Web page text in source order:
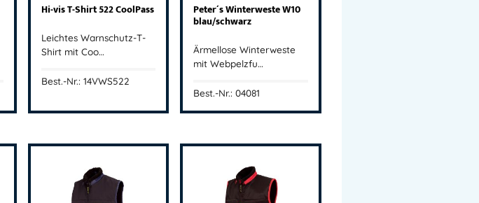
Hi-vis T-Shirt 522 CoolPass
Leichtes Warnschutz-T-
Shirt mit Coo…
Best.-Nr.: 14VWS522
Peter´s Winterweste W10
blau/schwarz
Ärmellose Winterweste
mit Webpelzfu…
Best.-Nr.: 04081